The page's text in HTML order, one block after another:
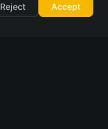
Reject Accept